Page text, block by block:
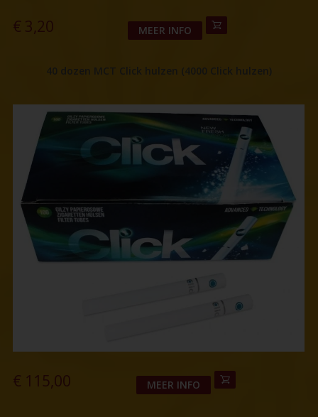
€ 3,20 MEER INFO
40 dozen MCT Click hulzen (4000 Click hulzen)
€ 115,00 MEER INFO